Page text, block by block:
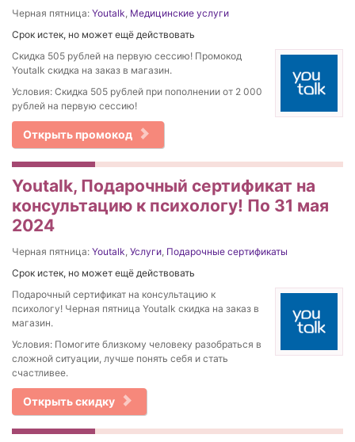
Черная пятница: Youtalk, Медицинские услуги
Срок истек, но может ещё действовать
Скидка 505 рублей на первую сессию! Промокод
Youtalk скидка на заказ в магазин.
Условия: Скидка 505 рублей при пополнении от 2 000
рублей на первую сессию!
Открыть промокод
Youtalk, Подарочный сертификат на
консультацию к психологу! По 31 мая
2024
Черная пятница: Youtalk, Услуги, Подарочные сертификаты
Срок истек, но может ещё действовать
Подарочный сертификат на консультацию к
психологу! Черная пятница Youtalk скидка на заказ в
магазин.
Условия: Помогите близкому человеку разобраться в
сложной ситуации, лучше понять себя и стать
счастливее.
Открыть скидку